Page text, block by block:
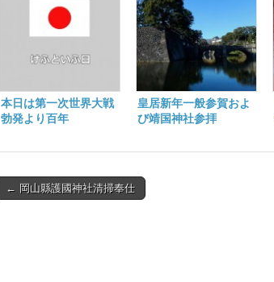
本日は第一次世界大戦
勃発より百年
皇居新年一般参賀およ
び靖国神社参拝
Post
← 岡山縣護國神社清掃奉仕